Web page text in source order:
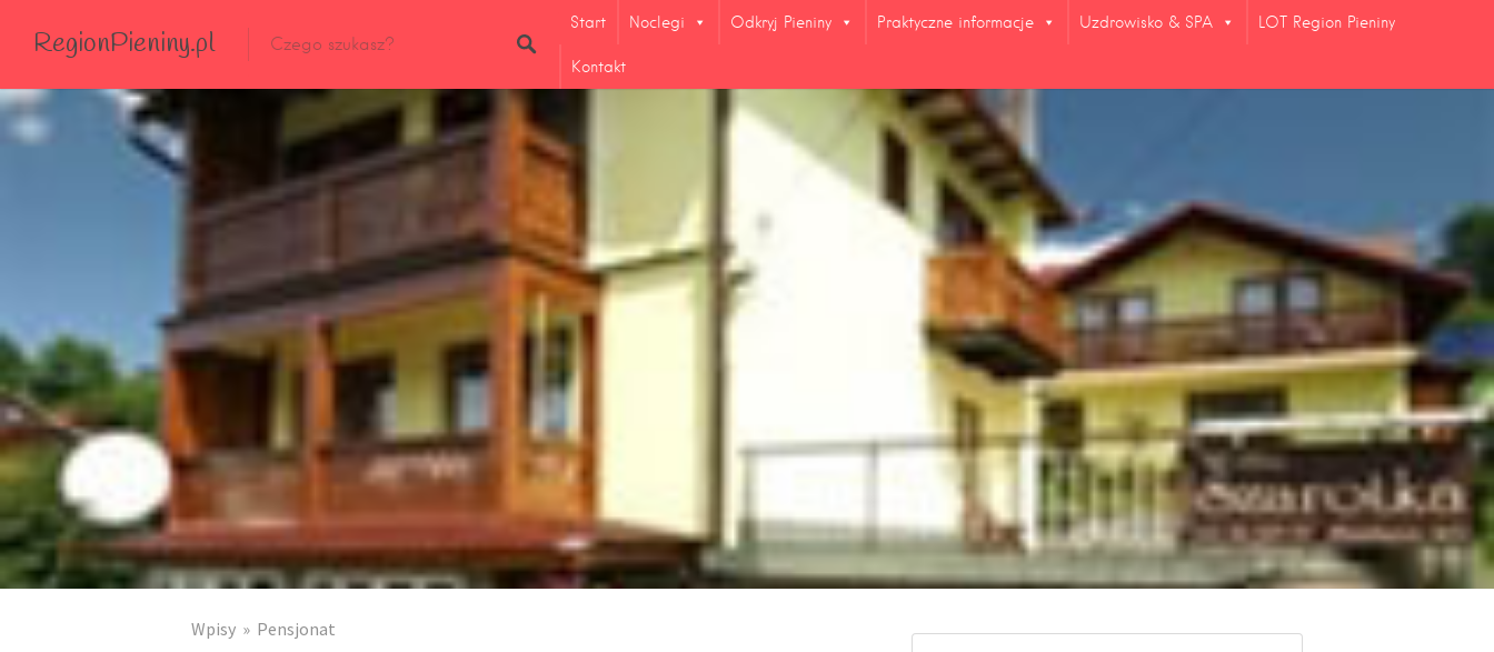
RegionPieniny.pl
Polecane Przez Nas
Wszystkie Obiekty
Start Noclegi Odkryj Pieniny Praktyczne informacje Uzdrowisko & SPA LOT Region Pieniny
Kontakt
Wpisy Pensjonat